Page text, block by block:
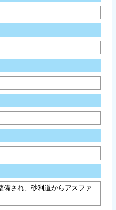
備され、砂利道からアスファ